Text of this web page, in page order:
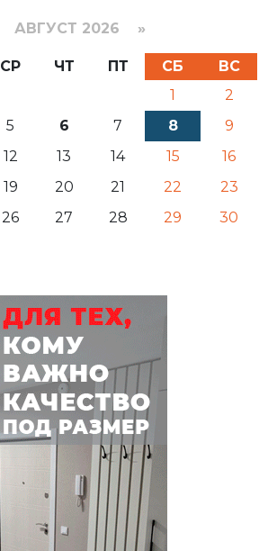
АВГУСТ 2026 »
СР ЧТ ПТ СБ
ВС
1
2
5 6 7 8
9
12 13 14 15
16
19 20 21 22
23
26 27 28 29
30